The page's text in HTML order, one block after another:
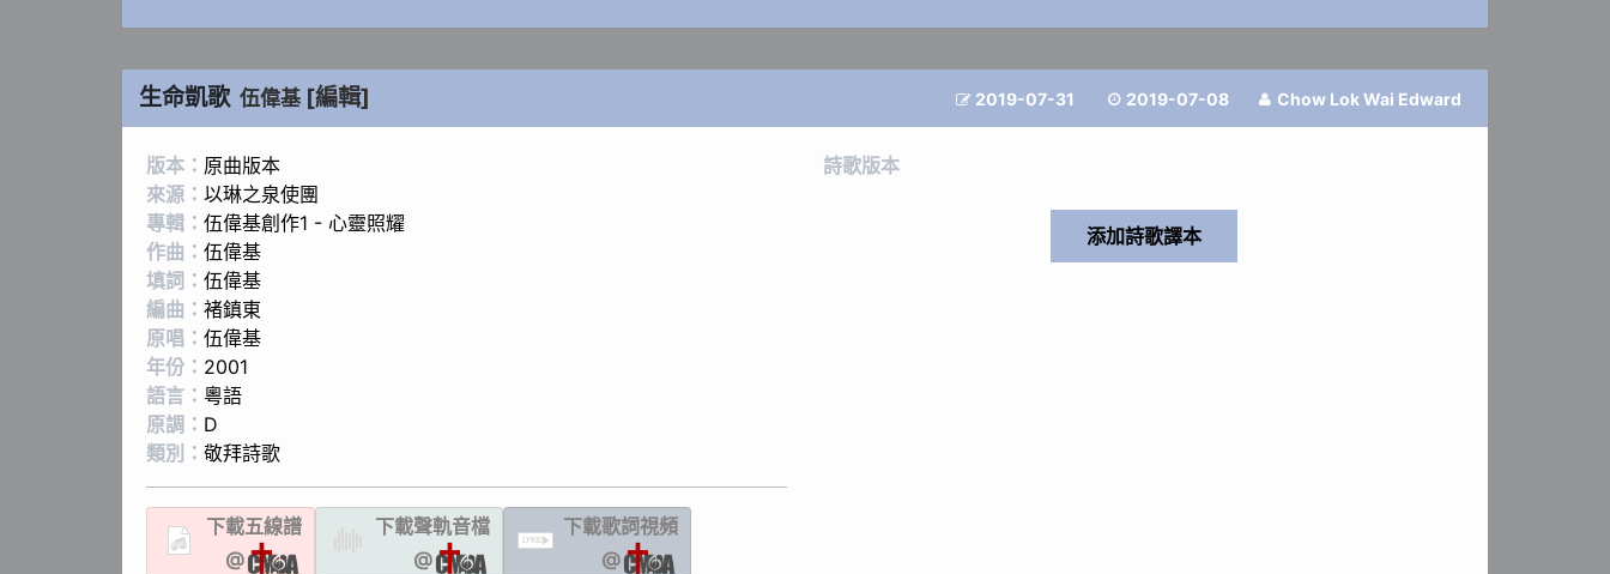
生命凱歌 伍偉基 [編輯]  2019-07-31  2019-07-08  Chow Lok Wai Edward
版本： 原曲版本
來源： 以琳之泉使團
專輯： 伍偉基創作1 - 心靈照耀
作曲： 伍偉基
填詞： 伍偉基
編曲： 褚鎮東
原唱： 伍偉基
年份： 2001
語言： 粵語
原調： D
類別： 敬拜詩歌
下載五線譜
@
下載聲軌音檔
@
LYRIC
下載歌詞視頻
@
詩歌版本